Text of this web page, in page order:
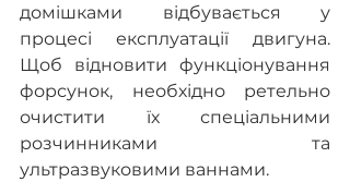
домішками відбувається у
процесі експлуатації двигуна.
Щоб відновити функціонування
форсунок, необхідно ретельно
очистити їх спеціальними
розчинниками та
ультразвуковими ваннами.